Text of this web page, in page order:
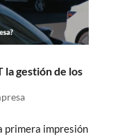
la gestión de los
primera impresión